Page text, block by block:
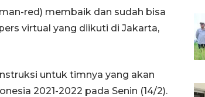
red) membaik dan sudah bisa
virtual yang diikuti di Jakarta,
untuk timnya yang akan
2021-2022 pada Senin (14/2).